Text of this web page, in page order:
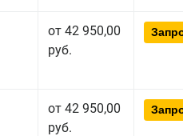
от 42 950,00
руб.
от 42 950,00
руб.